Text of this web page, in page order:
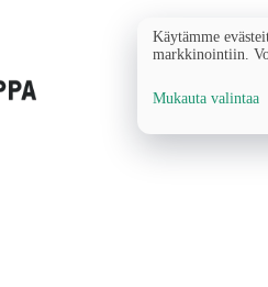
Käytämme
markkinointiin.
Mukauta valintaa